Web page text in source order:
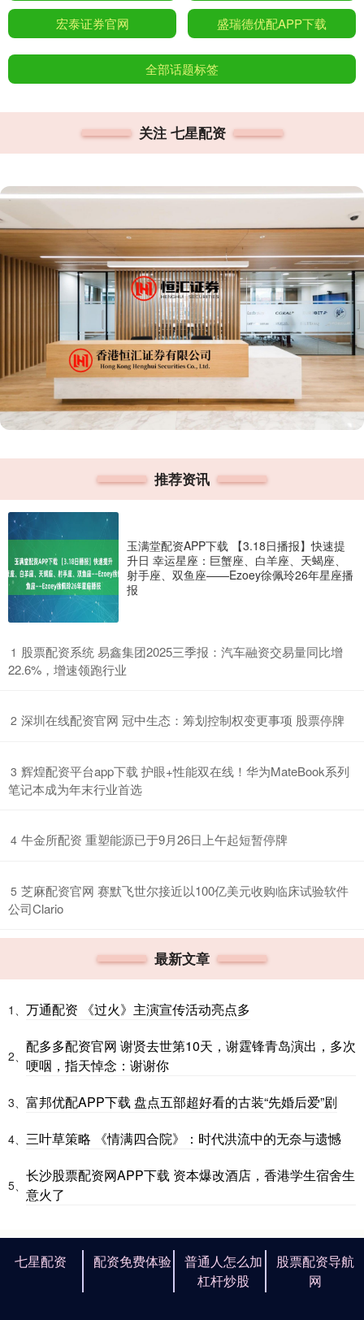
宏泰证券官网 盛瑞德优配APP下载
全部话题标签
关注 七星配资
推荐资讯
玉满堂配资APP下载 【3.18日播报】快速提
升日 幸运星座：巨蟹座、白羊座、天蝎座、
射手座、双鱼座——Ezoey徐佩玲26年星座播
报
1 ​股票配资系统 易鑫集团2025三季报：汽车融资交易量同比增
22.6%，增速领跑行业
2 ​深圳在线配资官网 冠中生态：筹划控制权变更事项 股票停牌
3 ​辉煌配资平台app下载 护眼+性能双在线！华为MateBook系列
笔记本成为年末行业首选
4 ​牛金所配资 重塑能源已于9月26日上午起短暂停牌
5 ​芝麻配资官网 赛默飞世尔接近以100亿美元收购临床试验软件
公司Clario
最新文章
1、 万通配资 《过火》主演宣传活动亮点多
2、
配多多配资官网 谢贤去世第10天，谢霆锋青岛演出，多次
哽咽，指天悼念：谢谢你
3、 富邦优配APP下载 盘点五部超好看的古装“先婚后爱”剧
4、 三叶草策略 《情满四合院》：时代洪流中的无奈与遗憾
5、
长沙股票配资网APP下载 资本爆改酒店，香港学生宿舍生
意火了
七星配资 配资免费体验
普通人怎么加
杠杆炒股
股票配资导航
网